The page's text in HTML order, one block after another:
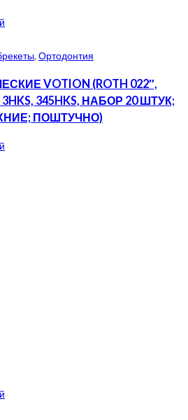
, Ортодонтия
VOTION (ROTH 022″,
3HKS, 345HKS, НАБОР 20 ШТУК;
ПОШТУЧНО)